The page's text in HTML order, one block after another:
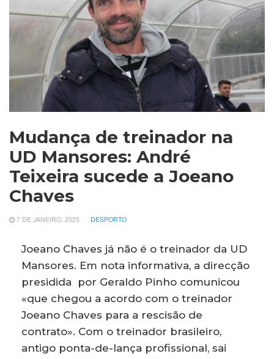
Mudança de treinador na
UD Mansores: André
Teixeira sucede a Joeano
Chaves
7 DE JANEIRO, 2025 DESPORTO
Joeano Chaves já não é o treinador da UD
Mansores. Em nota informativa, a direcção
presidida por Geraldo Pinho comunicou
«que chegou a acordo com o treinador
Joeano Chaves para a rescisão de
contrato». Com o treinador brasileiro,
antigo ponta-de-lança profissional, sai